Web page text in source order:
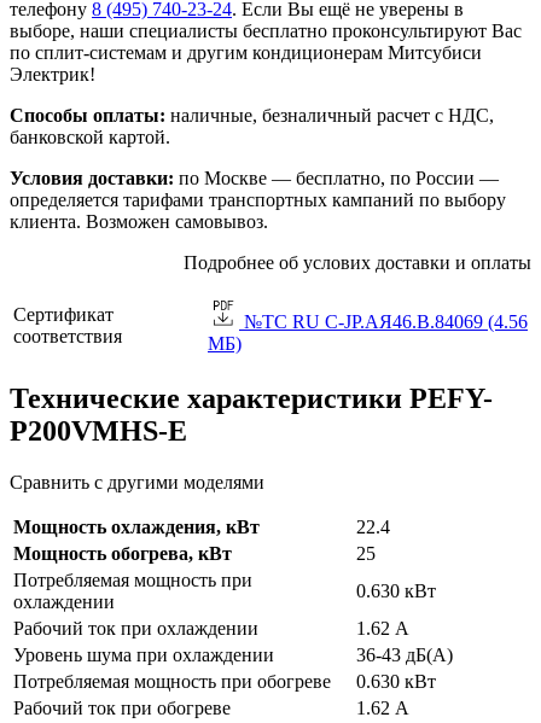
телефону 8 (495) 740-23-24. Если Вы ещё не уверены в
выборе, наши специалисты бесплатно проконсультируют Вас
по сплит-системам и другим кондиционерам Митсубиси
Электрик!
Способы оплаты: наличные, безналичный расчет с НДС,
банковской картой.
Условия доставки: по Москве — бесплатно, по России —
определяется тарифами транспортных кампаний по выбору
клиента. Возможен самовывоз.
Подробнее об услових доставки и оплаты
Сертификат
соответствия
№TC RU C-JP.АЯ46.B.84069 (4.56
МБ)
Технические характеристики PEFY-
P200VMHS-E
Сравнить с другими моделями
Мощность охлаждения, кВт
22.4
Мощность обогрева, кВт
25
Потребляемая мощность при
охлаждении
0.630 кВт
Рабочий ток при охлаждении
1.62 А
Уровень шума при охлаждении
36-43 дБ(А)
Потребляемая мощность при обогреве
0.630 кВт
Рабочий ток при обогреве
1.62 А